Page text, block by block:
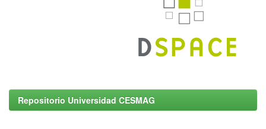
Repositorio Universidad CESMAG